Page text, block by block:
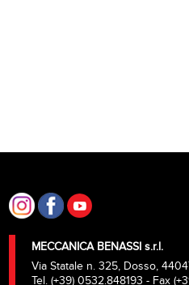
MECCANICA BENASSI s.r.l.
Via Statale n. 325, Dosso,
Tel. (+39) 0532.848193 - Fax